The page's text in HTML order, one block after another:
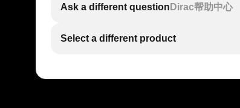
Ask a different question Dirac帮助中心
Select a different product